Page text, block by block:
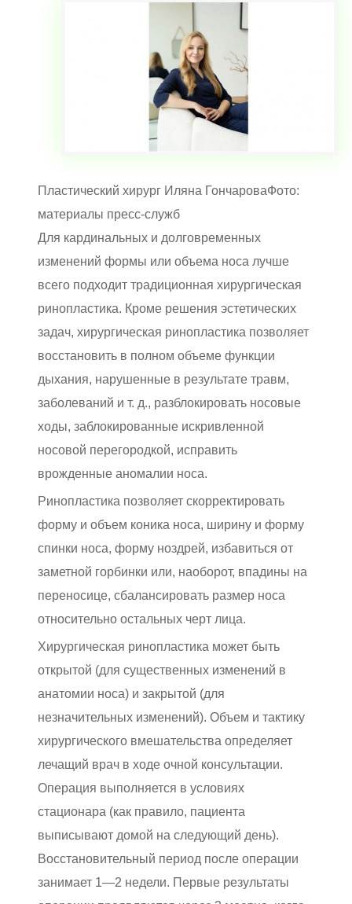
Пластический хирург Иляна ГончароваФото:
материалы пресс-служб
Для кардинальных и долговременных
изменений формы или объема носа лучше
всего подходит традиционная хирургическая
ринопластика. Кроме решения эстетических
задач, хирургическая ринопластика позволяет
восстановить в полном объеме функции
дыхания, нарушенные в результате травм,
заболеваний и т. д., разблокировать носовые
ходы, заблокированные искривленной
носовой перегородкой, исправить
врожденные аномалии носа.
Ринопластика позволяет скорректировать
форму и объем коника носа, ширину и форму
спинки носа, форму ноздрей, избавиться от
заметной горбинки или, наоборот, впадины на
переносице, сбалансировать размер носа
относительно остальных черт лица.
Хирургическая ринопластика может быть
открытой (для существенных изменений в
анатомии носа) и закрытой (для
незначительных изменений). Объем и тактику
хирургического вмешательства определяет
лечащий врач в ходе очной консультации.
Операция выполняется в условиях
стационара (как правило, пациента
выписывают домой на следующий день).
Восстановительный период после операции
занимает 1—2 недели. Первые результаты